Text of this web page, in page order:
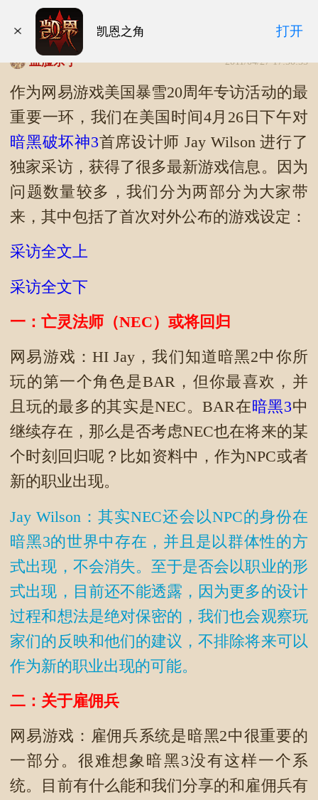
凯恩之角 打开
独家采访暗黑3总监 Jay Wilson（上）
血脸杀手 2011/04/27 17:50:55
作为网易游戏美国暴雪20周年专访活动的最
重要一环，我们在美国时间4月26日下午对
暗黑破坏神3首席设计师 Jay Wilson 进行了
独家采访，获得了很多最新游戏信息。因为
问题数量较多，我们分为两部分为大家带
来，其中包括了首次对外公布的游戏设定：
采访全文上
采访全文下
一：亡灵法师（NEC）或将回归
网易游戏：HI Jay，我们知道暗黑2中你所
玩的第一个角色是BAR，但你最喜欢，并
且玩的最多的其实是NEC。BAR在暗黑3中
继续存在，那么是否考虑NEC也在将来的某
个时刻回归呢？比如资料中，作为NPC或者
新的职业出现。
Jay Wilson：其实NEC还会以NPC的身份在
暗黑3的世界中存在，并且是以群体性的方
式出现，不会消失。至于是否会以职业的形
式出现，目前还不能透露，因为更多的设计
过程和想法是绝对保密的，我们也会观察玩
家们的反映和他们的建议，不排除将来可以
作为新的职业出现的可能。
二：关于雇佣兵
网易游戏：雇佣兵系统是暗黑2中很重要的
一部分。很难想象暗黑3没有这样一个系
统。目前有什么能和我们分享的和雇佣兵有